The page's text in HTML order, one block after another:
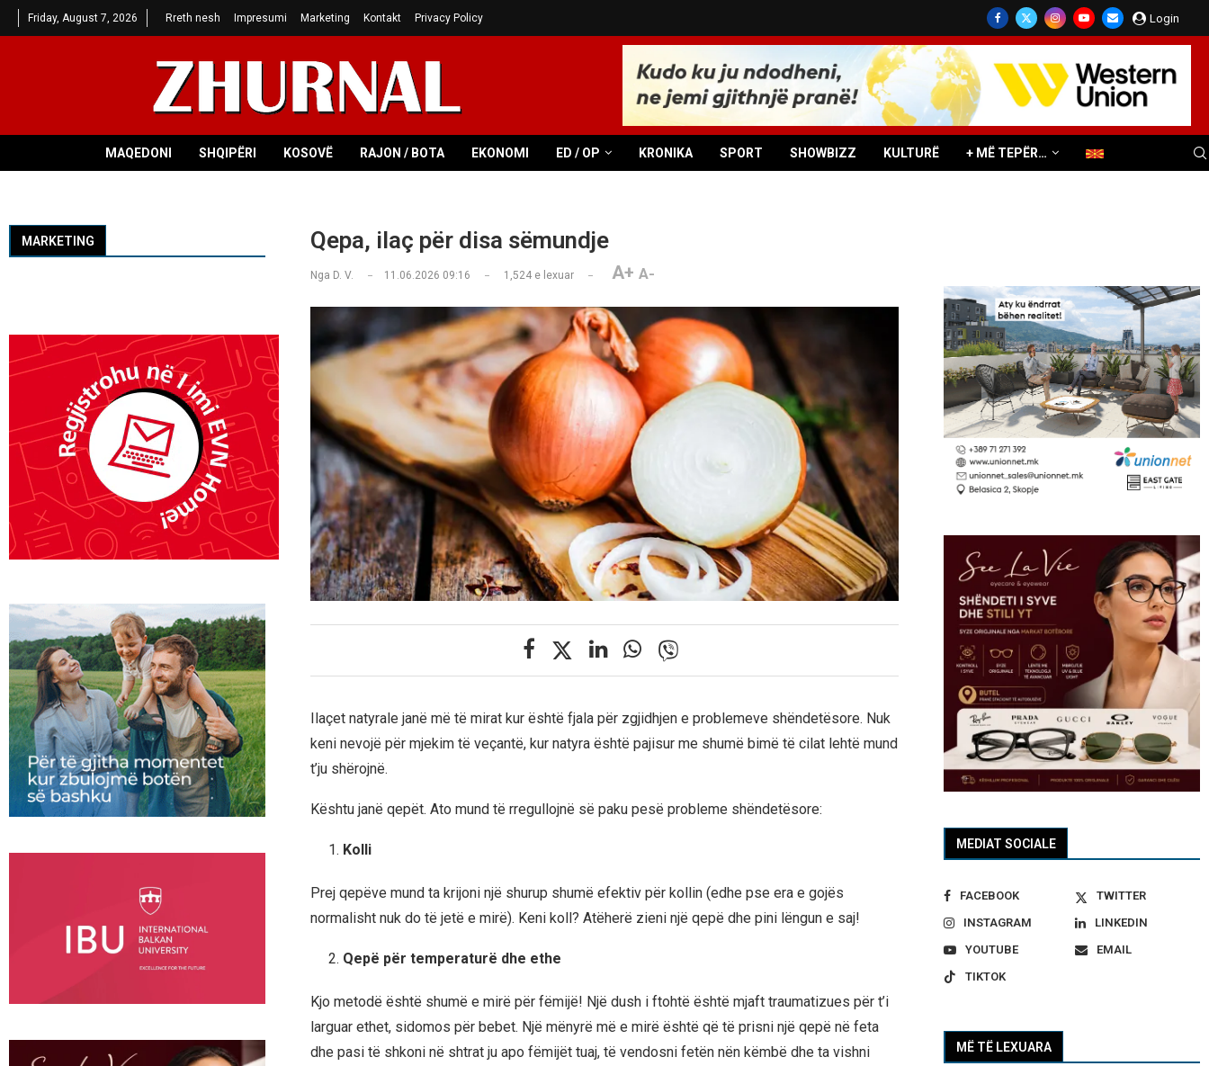
Friday, August 7, 2026 Rreth nesh Impresumi Marketing Kontakt Privacy Policy Login
MAQEDONI SHQIPËRI KOSOVË RAJON / BOTA EKONOMI ED / OP KRONIKA SPORT SHOWBIZZ KULTURË + MË TEPËR…
Qepa, ilaç për disa sëmundje
Nga D. V. 11.06.2026 09:16 1,524e lexuar A+ A-
Ilaçet natyrale janë më të mirat kur është fjala për zgjidhjen e problemeve shëndetësore. Nuk
keni nevojë për mjekim të veçantë, kur natyra është pajisur me shumë bimë të cilat lehtë mund
t’ju shërojnë.
Kështu janë qepët. Ato mund të rregullojnë së paku pesë probleme shëndetësore:
Kolli
Prej qepëve mund ta krijoni një shurup shumë efektiv për kollin (edhe pse era e gojës
normalisht nuk do të jetë e mirë). Keni koll? Atëherë zieni një qepë dhe pini lëngun e saj!
Qepë për temperaturë dhe ethe
Kjo metodë është shumë e mirë për fëmijë! Një dush i ftohtë është mjaft traumatizues për t’i
larguar ethet, sidomos për bebet. Një mënyrë më e mirë është që të prisni një qepë në feta
dhe pasi të shkoni në shtrat ju apo fëmijët tuaj, të vendosni fetën nën këmbë dhe ta vishni
MEDIAT SOCIALE
FACEBOOK
TWITTER
INSTAGRAM
LINKEDIN
YOUTUBE
EMAIL
TIKTOK
MË TË LEXUARA
MARKETING